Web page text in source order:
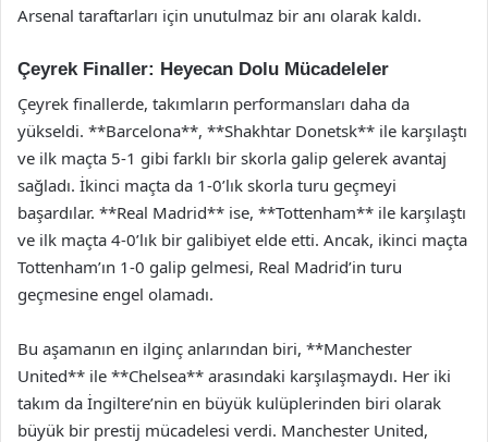
Arsenal taraftarları için unutulmaz bir anı olarak kaldı.
Çeyrek Finaller: Heyecan Dolu Mücadeleler
Çeyrek finallerde, takımların performansları daha da
yükseldi. **Barcelona**, **Shakhtar Donetsk** ile karşılaştı
ve ilk maçta 5-1 gibi farklı bir skorla galip gelerek avantaj
sağladı. İkinci maçta da 1-0’lık skorla turu geçmeyi
başardılar. **Real Madrid** ise, **Tottenham** ile karşılaştı
ve ilk maçta 4-0’lık bir galibiyet elde etti. Ancak, ikinci maçta
Tottenham’ın 1-0 galip gelmesi, Real Madrid’in turu
geçmesine engel olamadı.
Bu aşamanın en ilginç anlarından biri, **Manchester
United** ile **Chelsea** arasındaki karşılaşmaydı. Her iki
takım da İngiltere’nin en büyük kulüplerinden biri olarak
büyük bir prestij mücadelesi verdi. Manchester United,